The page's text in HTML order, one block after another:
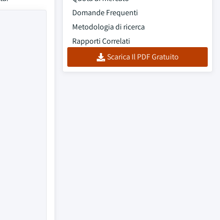
Domande Frequenti
Metodologia di ricerca
Rapporti Correlati
Scarica Il PDF Gratuito